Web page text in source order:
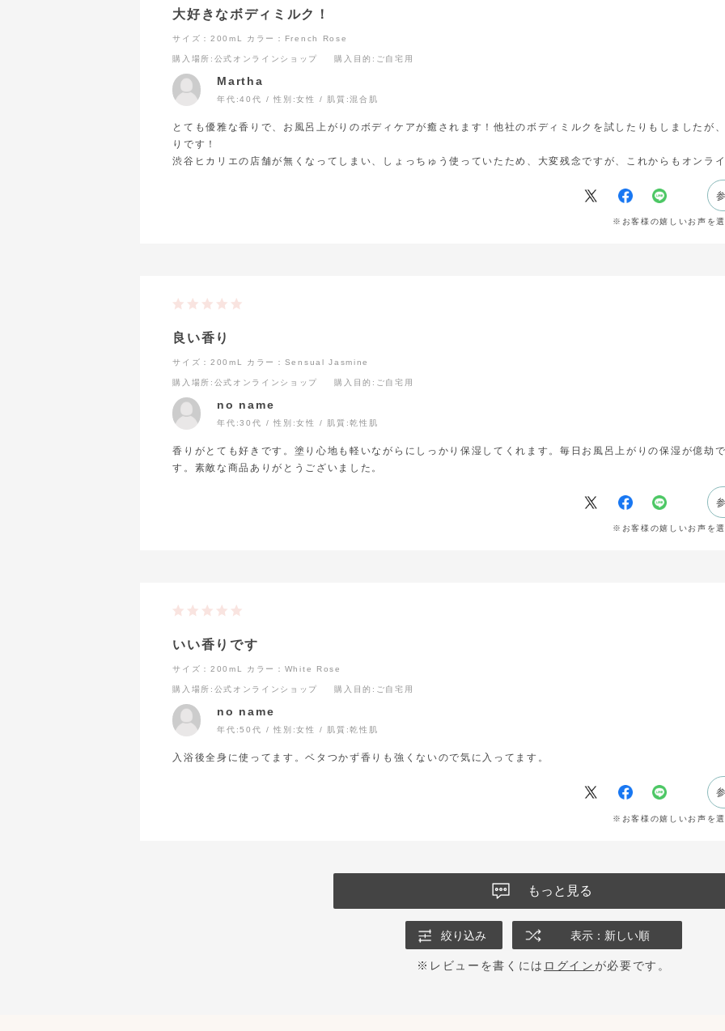
大好きなボディミルク！
サイズ：200mL カラー：French Rose
購入場所 :公式オンラインショップ 購入目的 :ご自宅用
Martha
年代:40代 性別:女性 肌質:混合肌
とても優雅な香りで、お風呂上がりのボディケアが癒されます！他社のボディミルクを試したりもしましたが
りです！
渋谷ヒカリエの店舗が無くなってしまい、しょっちゅう使っていたため、大変残念ですが、これからもオンラ
※お客様の嬉しいお声を
良い香り
サイズ：200mL カラー：Sensual Jasmine
購入場所 :公式オンラインショップ 購入目的 :ご自宅用
no name
年代:30代 性別:女性 肌質:乾性肌
香りがとても好きです。塗り心地も軽いながらにしっかり保湿してくれます。毎日お風呂上がりの保湿が億劫
す。素敵な商品ありがとうございました。
※お客様の嬉しいお声を
いい香りです
サイズ：200mL カラー：White Rose
購入場所 :公式オンラインショップ 購入目的 :ご自宅用
no name
年代:50代 性別:女性 肌質:乾性肌
入浴後全身に使ってます。ベタつかず香りも強くないので気に入ってます。
※お客様の嬉しいお声を
もっと見る
絞り込み 表示：新しい順
※レビューを書くには ログイン が必要です。